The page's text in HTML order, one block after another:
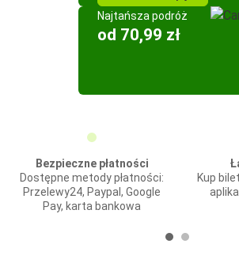
Najtańsza podróż
od 70,99 zł
Bezpieczne płatności
Dostępne metody płatności:
Przelewy24, Paypal, Google
Pay, karta bankowa
Kup